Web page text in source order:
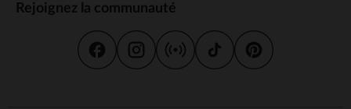
Rejoignez la communauté